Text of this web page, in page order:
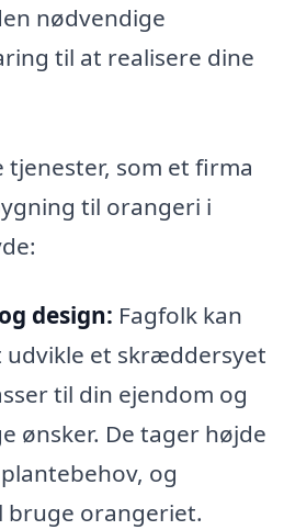
nødvendige
til at realisere dine
tjenester, som et firma
til orangeri i
design: Fagfolk kan
et skræddersyet
til din ejendom og
ønsker. De tager højde
og
bruge orangeriet.